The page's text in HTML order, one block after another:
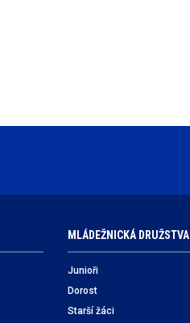
MLÁDEŽNICKÁ DRUŽSTVA
Junioři
Dorost
Starší žáci